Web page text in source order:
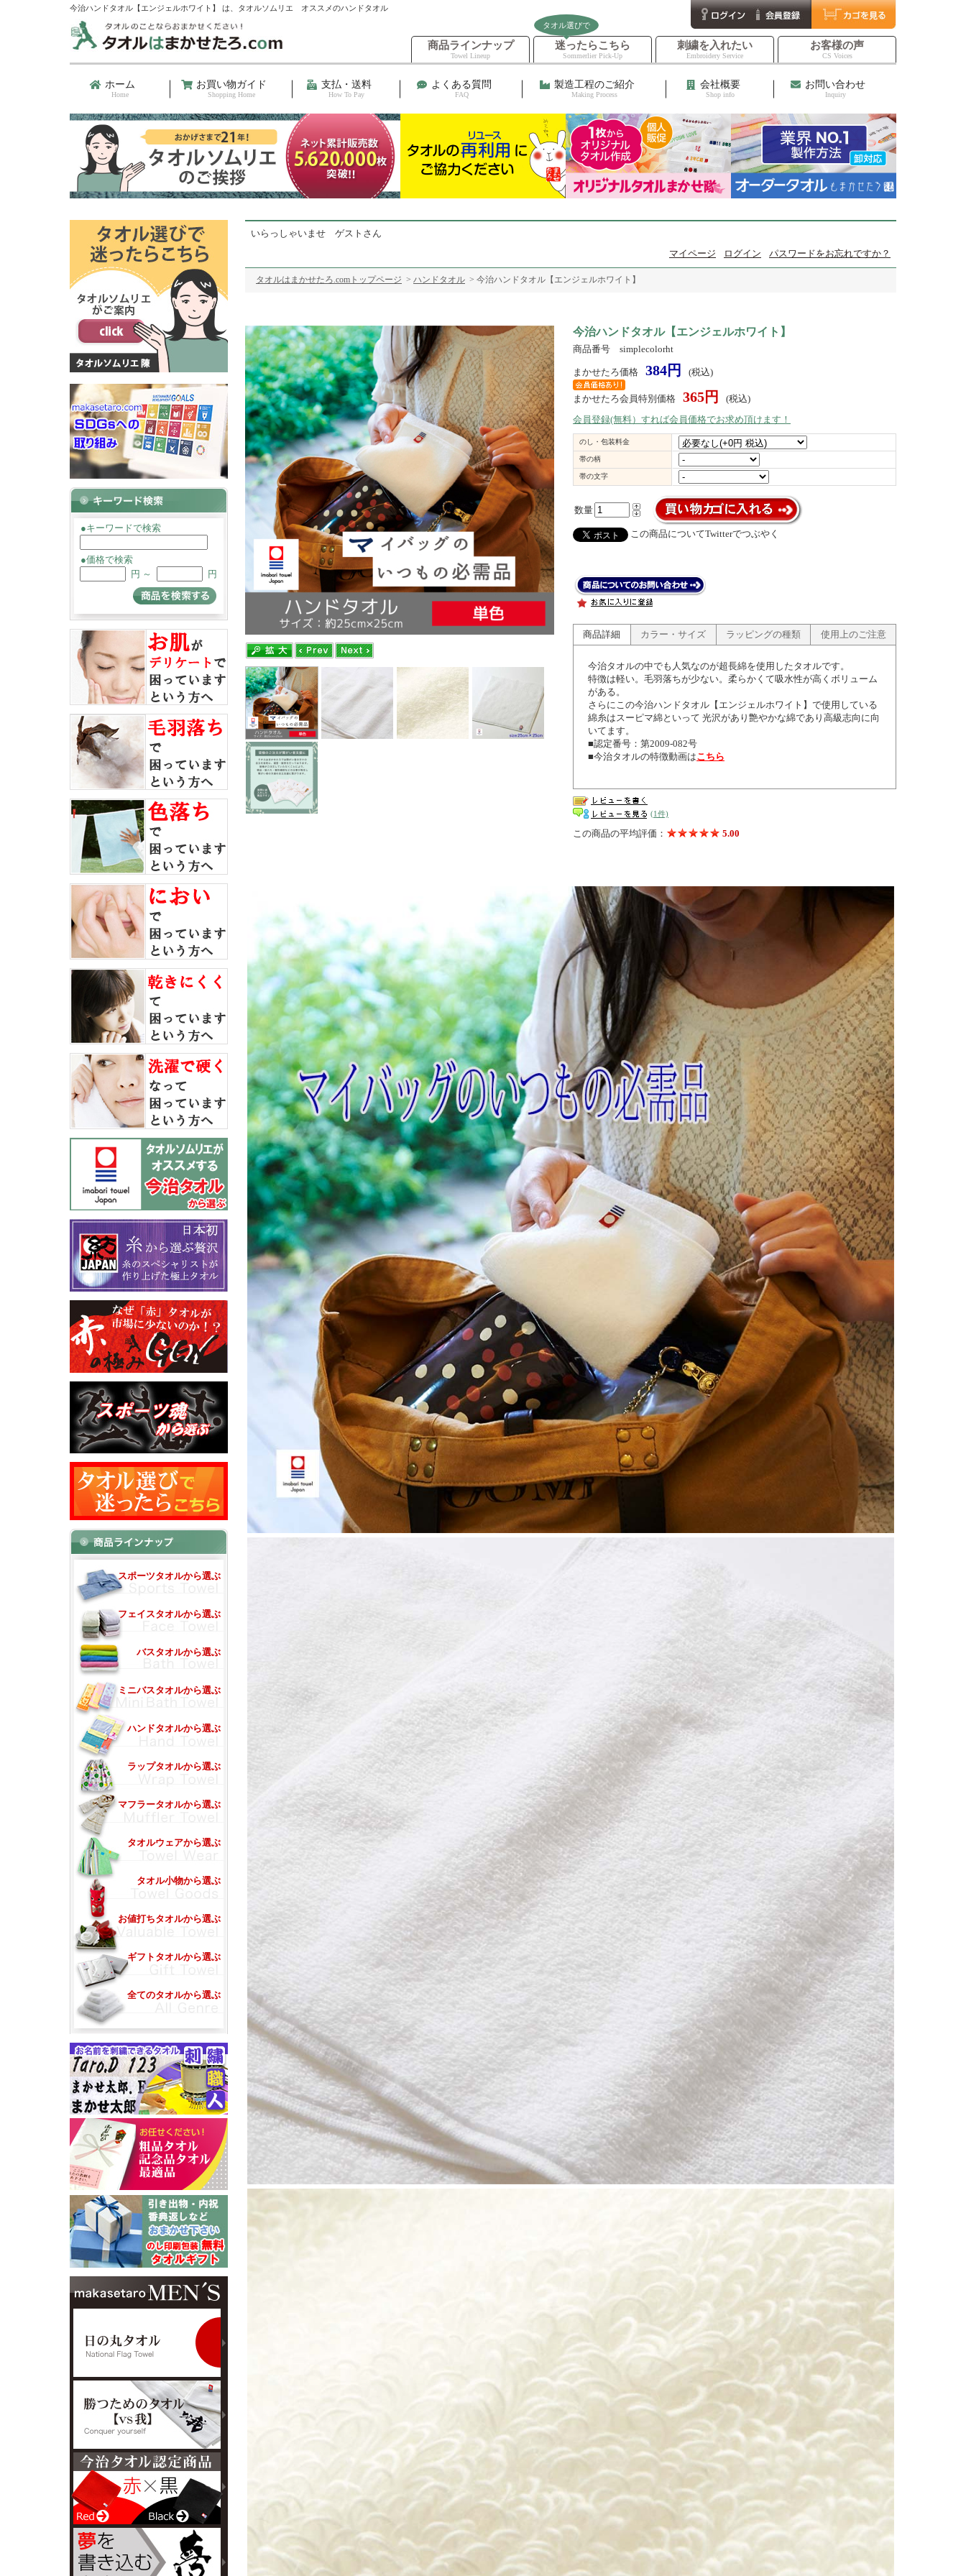
今治ハンドタオル【エンジェルホワイト】 は、タオルソムリエ オススメのハンドタオル
商品ラインナップ
Towel Lineup
迷ったらこちら
Sommerlier Pick-Up
タオル選びで
刺繍を入れたい
Embroidery Service
お客様の声
CS Voices
ホーム
Home
お買い物ガイド
Shopping Home
支払・送料
How To Pay
よくある質問
FAQ
製造工程のご紹介
Making Process
会社概要
Shop info
お問い合わせ
Inquiry
●キーワードで検索
●価格で検索
円 ～
円
スポーツタオルから選ぶ
フェイスタオルから選ぶ
バスタオルから選ぶ
ミニバスタオルから選ぶ
ハンドタオルから選ぶ
ラップタオルから選ぶ
マフラータオルから選ぶ
タオルウェアから選ぶ
タオル小物から選ぶ
お値打ちタオルから選ぶ
ギフトタオルから選ぶ
全てのタオルから選ぶ
いらっしゃいませ ゲストさん
マイページ
ログイン パスワードをお忘れですか？
タオルはまかせたろ.comトップページ > ハンドタオル > 今治ハンドタオル【エンジェルホワイト】
今治ハンドタオル【エンジェルホワイト】
商品番号 simplecolorht
まかせたろ価格 384円 (税込)
まかせたろ会員特別価格 365円
(税込)
会員登録(無料）すれば会員価格でお求め頂けます！
のし・包装料金
帯の柄
帯の文字
数量
この商品についてTwitterでつぶやく
商品詳細 カラー・サイズ ラッピングの種類 使用上のご注意
今治タオルの中でも人気なのが超長綿を使用したタオルです。
特徴は軽い。毛羽落ちが少ない。柔らかくて吸水性が高くボリューム
がある。
さらにこの今治ハンドタオル【エンジェルホワイト】で使用している
綿糸はスーピマ綿といって 光沢があり艶やかな綿であり高級志向に向
いてます。
■認定番号：第2009-082号
■今治タオルの特徴動画はこちら
(1件)
この商品の平均評価： 5.00